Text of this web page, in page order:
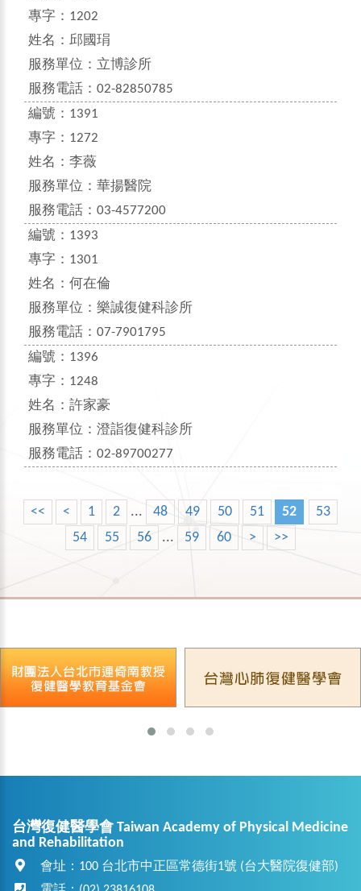
專字： 1202
姓名： 邱國琄
服務單位： 立博診所
服務電話： 02-82850785
編號： 1391
專字： 1272
姓名： 李薇
服務單位： 華揚醫院
服務電話： 03-4577200
編號： 1393
專字： 1301
姓名： 何在倫
服務單位： 樂誠復健科診所
服務電話： 07-7901795
編號： 1396
專字： 1248
姓名： 許家豪
服務單位： 澄詣復健科診所
服務電話： 02-89700277
<< < 1 2 ... 48 49 50 51 52
53
54
55 56 ... 59 60 > >>
台灣復健醫學會 Taiwan Academy of Physical Medicine
and Rehabilitation
會址：100 台北市中正區常德街1號 (台大醫院復健部)